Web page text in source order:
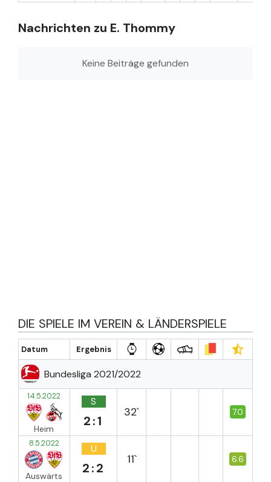
Nachrichten zu E. Thommy
Keine Beiträge gefunden
DIE SPIELE IM VEREIN & LÄNDERSPIELE
Datum Ergebnis
Bundesliga 2021/2022
14.5.2022
Heim
S
2:1
32` 7.0
8.5.2022
Auswärts
U
2:2
11` 6.6